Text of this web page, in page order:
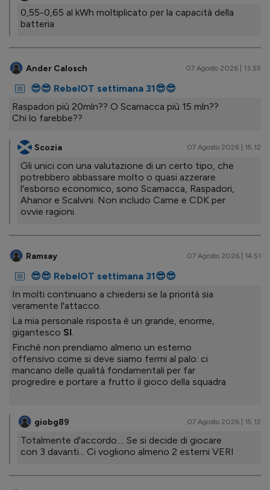
0,55-0,65 al kWh moltiplicato per la capacità della
batteria
Ander Calosch 07 Agosto 2026 | 13.55
😎😎 RebelOT settimana 31😎😎
Raspadori più 20mln?? O Scamacca più 15 mln??
Chi lo farebbe??
Scozia 07 Agosto 2026 | 15.12
Gli unici con una valutazione di un certo tipo, che
potrebbero abbassare molto o quasi azzerare
l'esborso economico, sono Scamacca, Raspadori,
Ahanor e Scalvini. Non includo Carne e CDK per
ovvie ragioni.
Ramsay 07 Agosto 2026 | 14.51
😎😎 RebelOT settimana 31😎😎
In molti continuano a chiedersi se la priorità sia
veramente l'attacco.
La mia personale risposta è un grande, enorme,
gigantesco SI.
Finchè non prendiamo almeno un esterno
offensivo come si deve siamo fermi al palo: ci
mancano delle qualità fondamentali per far
progredire e portare a frutto il gioco della squadra
giobg89 07 Agosto 2026 | 15.12
Totalmente d'accordo.... Se si decide di giocare
con 3 davanti... Ci vogliono almeno 2 esterni VERI